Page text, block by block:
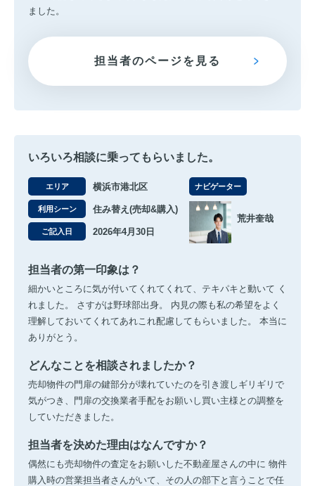
ました。
担当者のページを見る
いろいろ相談に乗ってもらいました。
エリア 横浜市港北区
利用シーン 住み替え(売却&購入)
ご記入日 2026年4月30日
ナビゲーター
荒井奎哉
担当者の第一印象は？
細かいところに気が付いてくれてくれて、テキパキと動いて く
れました。 さすがは野球部出身。 内見の際も私の希望をよく
理解しておいてくれてあれこれ配慮してもらいました。 本当に
ありがとう。
どんなことを相談されましたか？
売却物件の門扉の鍵部分が壊れていたのを引き渡しギリギリで
気がつき、門扉の交換業者手配をお願いし買い主様との調整を
していただきました。
担当者を決めた理由はなんですか？
偶然にも売却物件の査定をお願いした不動産屋さんの中に 物件
購入時の営業担当者さんがいて、その人の部下と言うことで任